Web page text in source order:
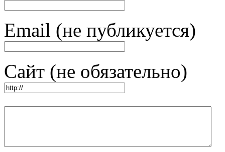
Email (не публикуется)
Сайт (не обязательно)